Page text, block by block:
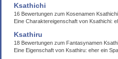
Ksathichi
16 Bewertungen zum Kosenamen Ksathichi
Eine Charaktereigenschaft von Ksathichi:
Ksathiru
18 Bewertungen zum Fantasynamen
Eine Eigenschaft von Ksathiru: eher ein